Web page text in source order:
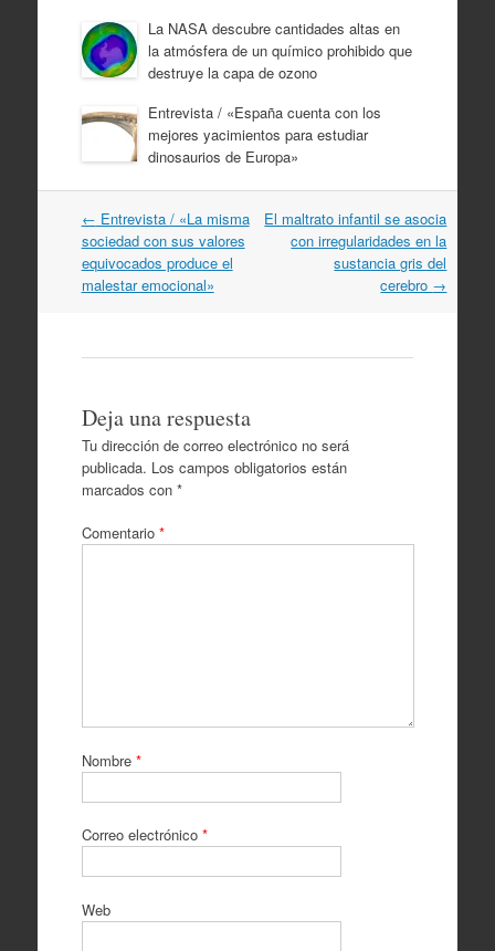
La NASA descubre cantidades altas en
la atmósfera de un químico prohibido que
destruye la capa de ozono
Entrevista / «España cuenta con los
mejores yacimientos para estudiar
dinosaurios de Europa»
Navegación
por
artículos
← Entrevista / «La misma
sociedad con sus valores
equivocados produce el
malestar emocional»
El maltrato infantil se asocia
con irregularidades en la
sustancia gris del
cerebro →
Deja una respuesta
Tu dirección de correo electrónico no será
publicada. Los campos obligatorios están
marcados con *
Comentario *
Nombre *
Correo electrónico *
Web